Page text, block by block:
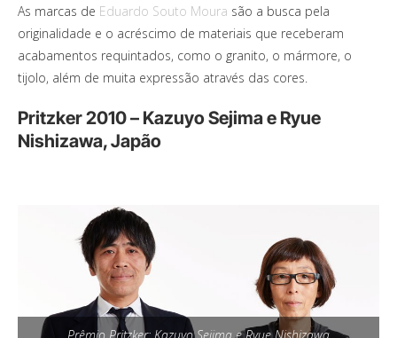
As marcas de Eduardo Souto Moura são a busca pela
originalidade e o acréscimo de materiais que receberam
acabamentos requintados, como o granito, o mármore, o
tijolo, além de muita expressão através das cores.
Pritzker 2010 – Kazuyo Sejima e Ryue
Nishizawa, Japão